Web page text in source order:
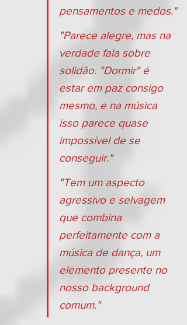
pensamentos e medos."
"Parece alegre, mas na
verdade fala sobre
solidão. "Dormir" é
estar em paz consigo
mesmo, e na música
isso parece quase
impossível de se
conseguir."
"Tem um aspecto
agressivo e selvagem
que combina
perfeitamente com a
música de dança, um
elemento presente no
nosso background
comum."